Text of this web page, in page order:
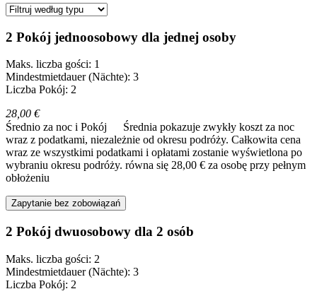
2 Pokój jednoosobowy dla jednej osoby
Maks. liczba gości: 1
Mindestmietdauer (Nächte): 3
Liczba Pokój: 2
28,00 €
Średnio za noc i Pokój
Średnia pokazuje zwykły koszt za noc
wraz z podatkami, niezależnie od okresu podróży. Całkowita cena
wraz ze wszystkimi podatkami i opłatami zostanie wyświetlona po
wybraniu okresu podróży. równa się 28,00 € za osobę przy pełnym
obłożeniu
Zapytanie bez zobowiązań
2 Pokój dwuosobowy dla 2 osób
Maks. liczba gości: 2
Mindestmietdauer (Nächte): 3
Liczba Pokój: 2